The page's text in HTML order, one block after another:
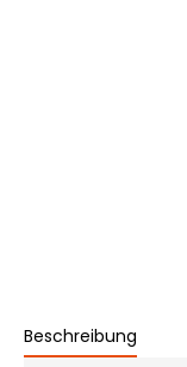
Beschreibung